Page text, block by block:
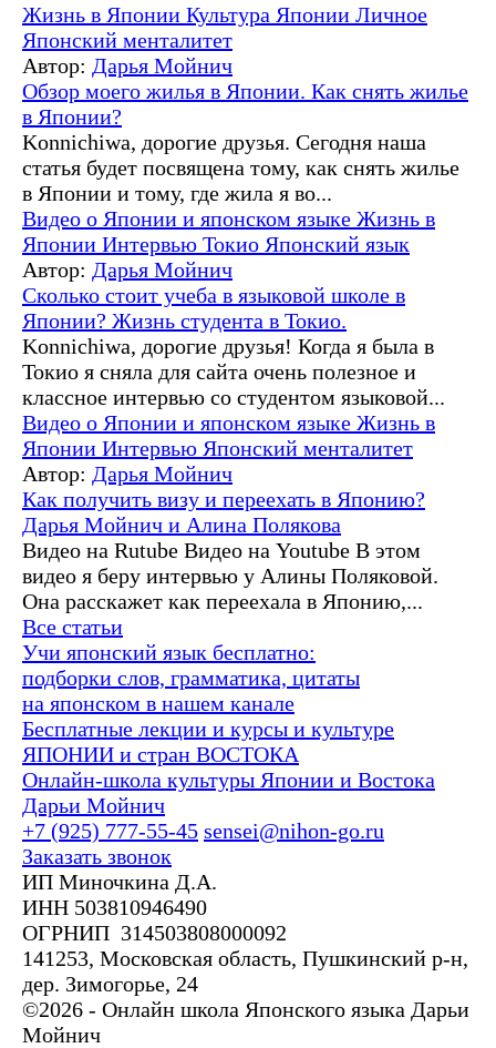
Жизнь в Японии Культура Японии Личное
Японский менталитет
Автор: Дарья Мойнич
Обзор моего жилья в Японии. Как снять жилье
в Японии?
Konnichiwa, дорогие друзья. Сегодня наша
статья будет посвящена тому, как снять жилье
в Японии и тому, где жила я во...
Видео о Японии и японском языке Жизнь в
Японии Интервью Токио Японский язык
Автор: Дарья Мойнич
Сколько стоит учеба в языковой школе в
Японии? Жизнь студента в Токио.
Konnichiwa, дорогие друзья! Когда я была в
Токио я сняла для сайта очень полезное и
классное интервью со студентом языковой...
Видео о Японии и японском языке Жизнь в
Японии Интервью Японский менталитет
Автор: Дарья Мойнич
Как получить визу и переехать в Японию?
Дарья Мойнич и Алина Полякова
Видео на Rutube Видео на Youtube В этом
видео я беру интервью у Алины Поляковой.
Она расскажет как переехала в Японию,...
Все статьи
Учи японский язык бесплатно:
подборки слов, грамматика, цитаты
на японском в нашем канале
Бесплатные лекции и курсы и культуре
ЯПОНИИ и стран ВОСТОКА
Онлайн-школа культуры Японии и Востока
Дарьи Мойнич
+7 (925) 777-55-45 sensei@nihon-go.ru
Заказать звонок
ИП Миночкина Д.А.
ИНН 503810946490
ОГРНИП 314503808000092
141253, Московская область, Пушкинский р-н,
дер. Зимогорье, 24
©2026 - Онлайн школа Японского языка Дарьи
Мойнич